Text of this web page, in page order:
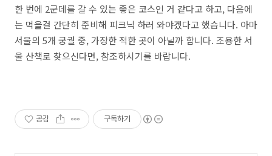
한 번에 2군데를 갈 수 있는 좋은 코스인 거 같다고 하고, 다음에
는 먹을걸 간단히 준비해 피크닉 하러 와야겠다고 했습니다. 아마
서울의 5개 궁궐 중, 가장한 적한 곳이 아닐까 합니다. 조용한 서
울 산책로 찾으신다면, 참조하시기를 바랍니다.
공감 구독하기